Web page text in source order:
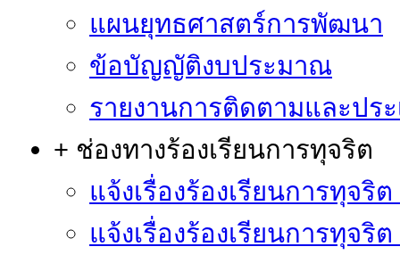
แผนยุทธศาสตร์การพัฒนา
ข้อบัญญัติงบประมาณ
รายงานการติดตามและปร
+ ช่องทางร้องเรียนการทุจริต
แจ้งเรื่องร้องเรียนการทุจริ
แจ้งเรื่องร้องเรียนการทุจริ